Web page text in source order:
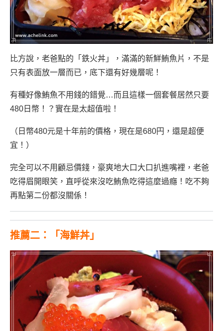
比方說，老爸點的「鉄火丼」，滿滿的新鮮鮪魚片，不是
只有表面放一層而已，底下還有好幾層呢！
有種好像鮪魚不用錢的錯覺…而且這樣一個套餐居然只要
480日幣！？實在是太超值啦！
（日幣480元是十年前的價格，現在是680円，還是超便
宜！）
完全可以不用顧忌價錢，豪爽地大口大口扒進嘴裡，老爸
吃得眉開眼笑，直呼從來沒吃鮪魚吃得這麼過癮！吃不夠
再點第二份都沒關係！
推薦二：「海鮮丼」